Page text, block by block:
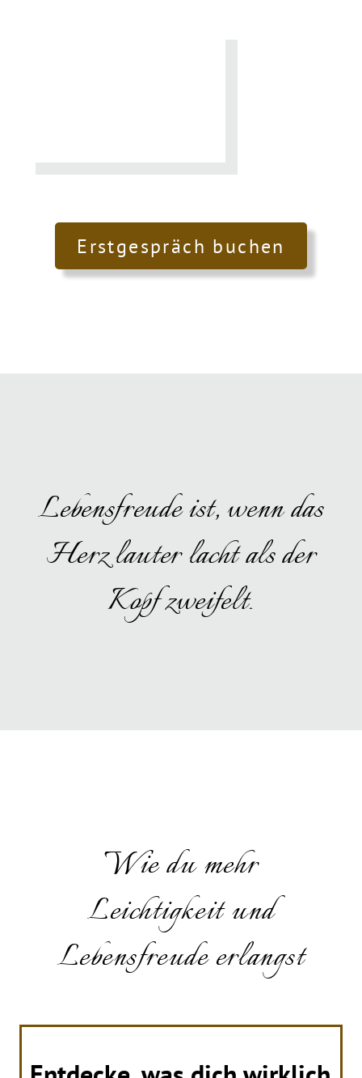
Erstgespräch buchen
Lebensfreude ist, wenn das
Herz lauter lacht als der
Kopf zweifelt.
Wie du mehr
Leichtigkeit und
Lebensfreude erlangst